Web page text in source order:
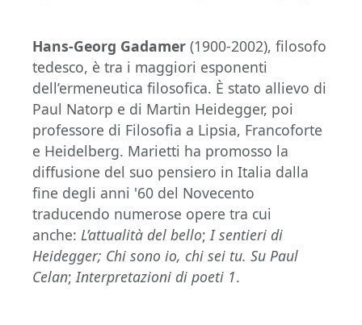
Hans-Georg Gadamer (1900-2002), filosofo
tedesco, è tra i maggiori esponenti
dell’ermeneutica filosofica. È stato allievo di
Paul Natorp e di Martin Heidegger, poi
professore di Filosofia a Lipsia, Francoforte
e Heidelberg. Marietti ha promosso la
diffusione del suo pensiero in Italia dalla
fine degli anni '60 del Novecento
traducendo numerose opere tra cui
anche: L’attualità del bello;I sentieri di
Heidegger; Chi sono io, chi sei tu. Su Paul
Celan;Interpretazioni di poeti 1.